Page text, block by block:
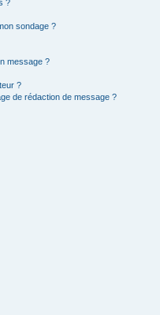
?
sondage ?
message ?
?
de rédaction de message ?